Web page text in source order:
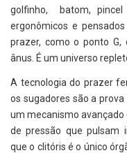
golfinho, batom, pincel
ergonômicos e
prazer, como o ponto G,
ânus. É um universo
A tecnologia do prazer
os sugadores são a
um mecanismo
de pressão que pulsam
que o clitóris é o único